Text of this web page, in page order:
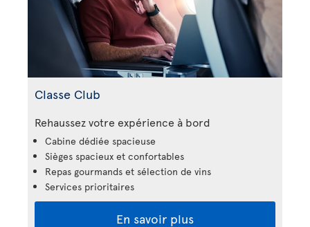
Classe Club
Rehaussez votre expérience à bord
Cabine dédiée spacieuse
Sièges spacieux et confortables
Repas gourmands et sélection de vins
Services prioritaires
En savoir plus